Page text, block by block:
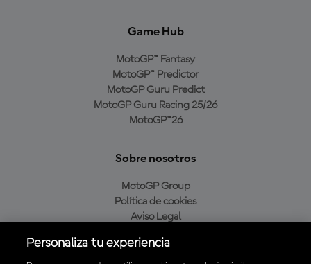
Game Hub
MotoGP™ Fantasy
MotoGP™ Predictor
MotoGP Guru Predict
MotoGP Guru Racing 25/26
MotoGP™26
Sobre nosotros
MotoGP Group
Política de cookies
Aviso Legal
Política de compra
Personaliza tu experiencia